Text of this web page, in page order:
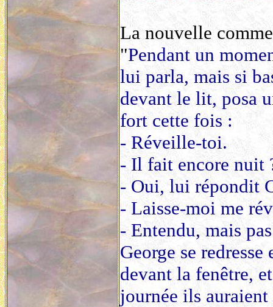
La nouvelle
"Pendant un
lui parla, mais si
devant le lit, posa
fort cette fois :
- Réveille-toi.
- Il fait encore nuit
- Oui, lui répondit
- Laisse-moi me
- Entendu, mais
George se
devant la fenêtre,
journée ils